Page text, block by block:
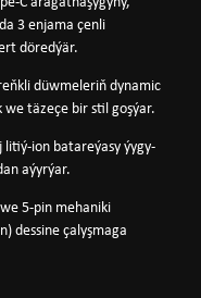
3 enjama çenli
döredýär.
düwmeleriň dynamic
we täzeçe bir stil goşýar.
ion batareýasy ýygy-
aýyrýar.
5-pin mehaniki
dessine çalyşmaga